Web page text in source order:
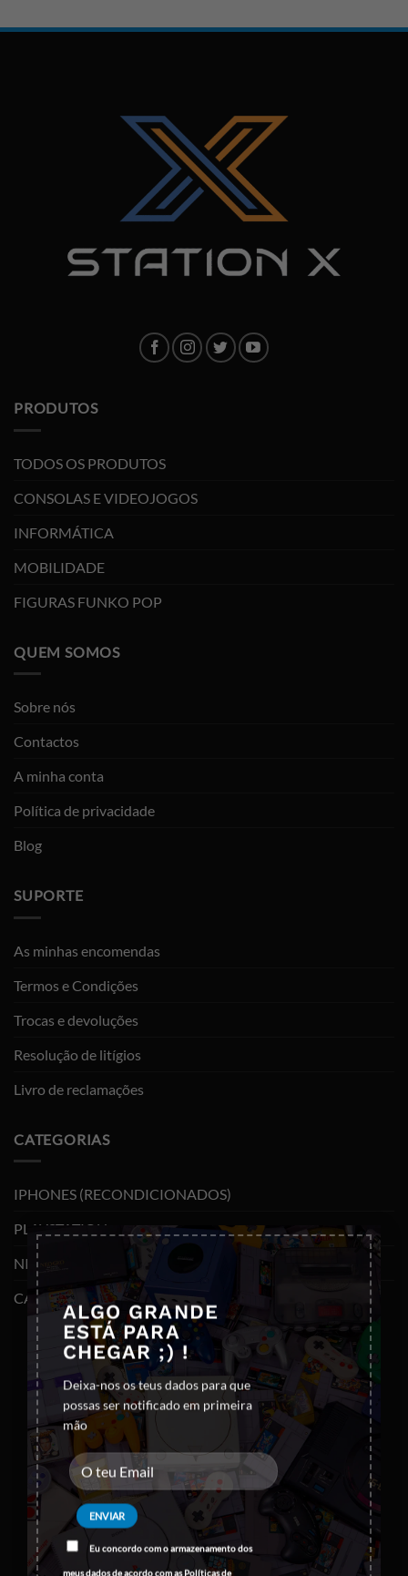
ALGO GRANDE
ESTÁ PARA
CHEGAR ;) !
Deixa-nos os teus dados para que
possas ser notificado em primeira
mão
Eu concordo com o armazenamento dos
meus dados de acordo com asPolíticas de
×
PRODUTOS
TODOS OS PRODUTOS
CONSOLAS E VIDEOJOGOS
INFORMÁTICA
MOBILIDADE
FIGURAS FUNKO POP
QUEM SOMOS
Sobre nós
Contactos
A minha conta
Política de privacidade
Blog
SUPORTE
As minhas encomendas
Termos e Condições
Trocas e devoluções
Resolução de litígios
Livro de reclamações
CATEGORIAS
IPHONES (RECONDICIONADOS)
PLAYSTATION
NINTENDO SWITCH
CABOS E ADAPTADORES TYPE-C